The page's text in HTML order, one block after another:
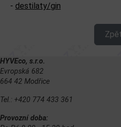
- destilaty/gin
HYVEco, s.r.o.
Evropská 682
664 42 Modřice
Tel.: +420 774 433 361
Provozní doba: